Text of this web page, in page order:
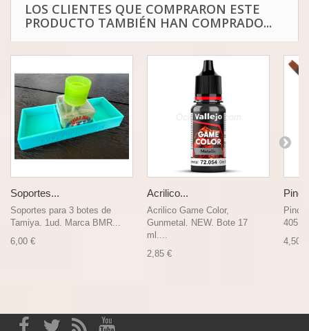
LOS CLIENTES QUE COMPRARON ESTE
PRODUCTO TAMBIÉN HAN COMPRADO...
Soportes...
Soportes para 3 botes de
Tamiya. 1ud. Marca BMR...
6,00 €
Acrilico...
Acrilico Game Color,
Gunmetal. NEW. Bote 17
ml....
2,85 €
405,
4,50 €